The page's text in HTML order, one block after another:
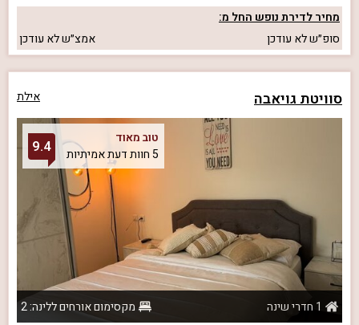
מחיר לדירת נופש החל מ:
סופ״שלא עודכן אמצ״שלא עודכן
סוויטת גויאבה אילת
טוב מאוד
5 חוות דעת אמיתיות
9.4
1 חדרי שינה
מקסימום אורחים ללינה: 2